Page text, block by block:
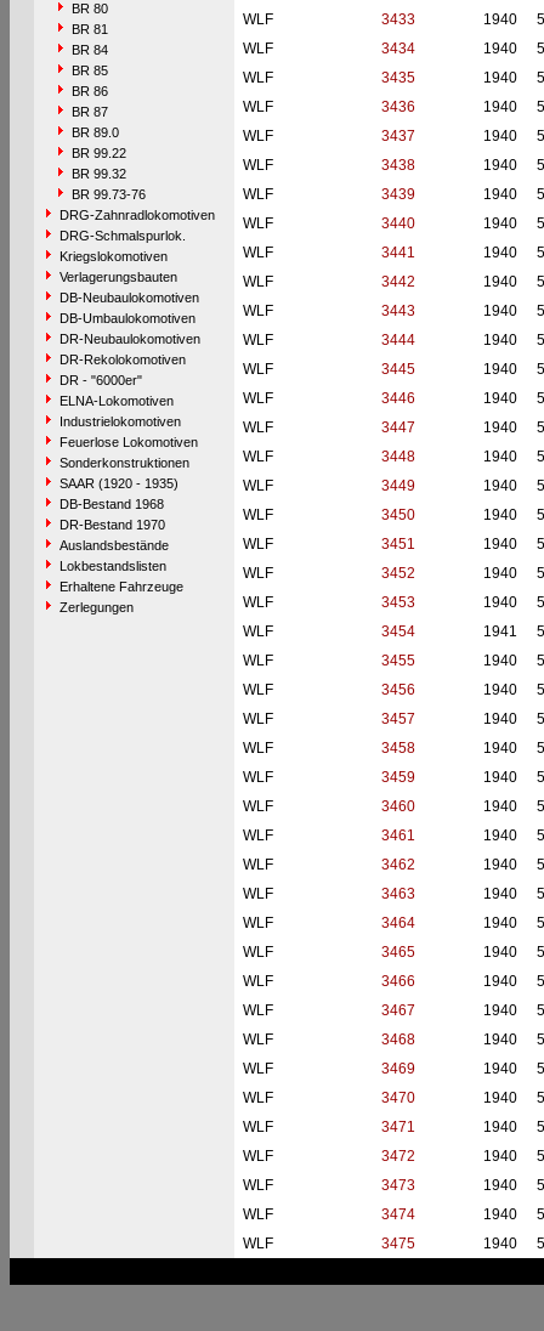
BR 80
BR 81
BR 84
BR 85
BR 86
BR 87
BR 89.0
BR 99.22
BR 99.32
BR 99.73-76
DRG-Zahnradlokomotiven
DRG-Schmalspurlok.
Kriegslokomotiven
Verlagerungsbauten
DB-Neubaulokomotiven
DB-Umbaulokomotiven
DR-Neubaulokomotiven
DR-Rekolokomotiven
DR - "6000er"
ELNA-Lokomotiven
Industrielokomotiven
Feuerlose Lokomotiven
Sonderkonstruktionen
SAAR (1920 - 1935)
DB-Bestand 1968
DR-Bestand 1970
Auslandsbestände
Lokbestandslisten
Erhaltene Fahrzeuge
Zerlegungen
WLF
3433 1940
WLF
3434 1940
WLF
3435 1940
WLF
3436 1940
WLF
3437 1940
WLF
3438 1940
WLF
3439 1940
WLF
3440 1940
WLF
3441 1940
WLF
3442 1940
WLF
3443 1940
WLF
3444 1940
WLF
3445 1940
WLF
3446 1940
WLF
3447 1940
WLF
3448 1940
WLF
3449 1940
WLF
3450 1940
WLF
3451 1940
WLF
3452 1940
WLF
3453 1940
WLF
3454 1941
WLF
3455 1940
WLF
3456 1940
WLF
3457 1940
WLF
3458 1940
WLF
3459 1940
WLF
3460 1940
WLF
3461 1940
WLF
3462 1940
WLF
3463 1940
WLF
3464 1940
WLF
3465 1940
WLF
3466 1940
WLF
3467 1940
WLF
3468 1940
WLF
3469 1940
WLF
3470 1940
WLF
3471 1940
WLF
3472 1940
WLF
3473 1940
WLF
3474 1940
WLF
3475 1940